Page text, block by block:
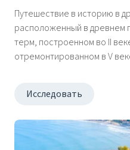
Путешествие в историю в
расположенный в древнем
терм, построенном во II
отремонтированном в V
Исследовать